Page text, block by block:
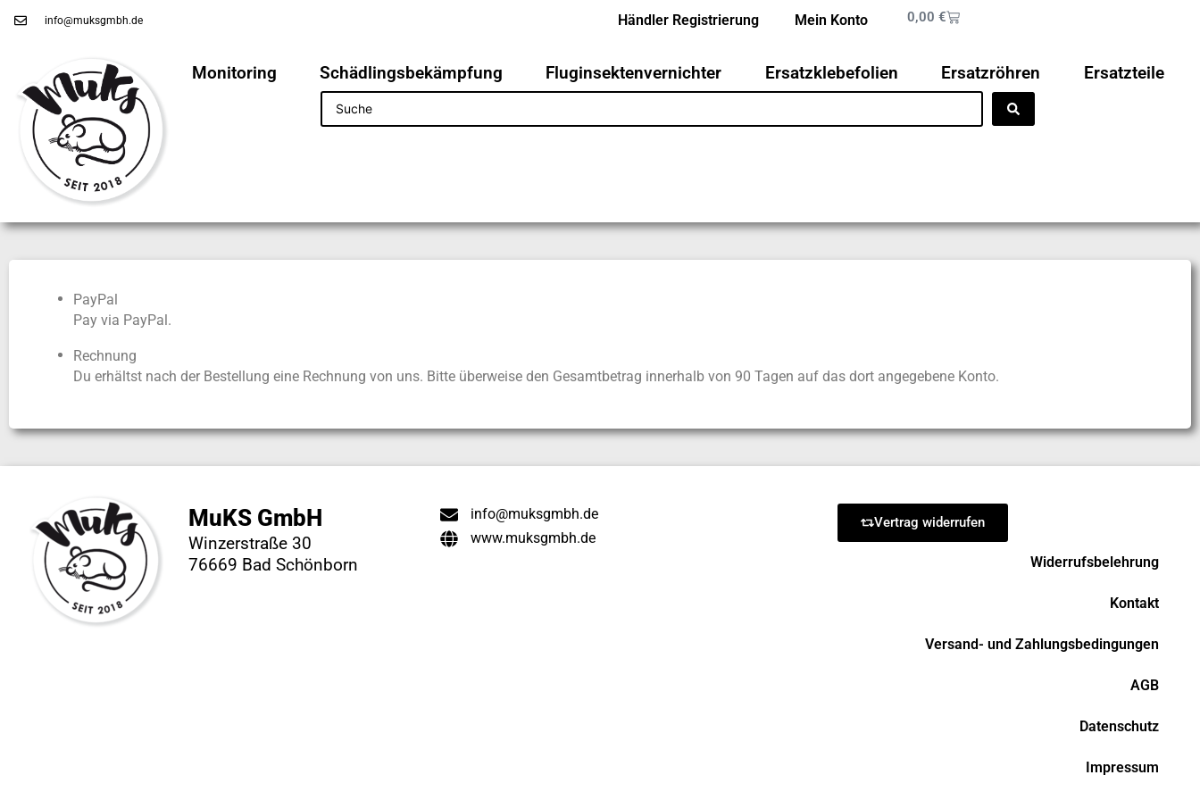
info@muksgmbh.de Händler Registrierung Mein Konto 0,00 €
Monitoring Schädlingsbekämpfung Fluginsektenvernichter Ersatzklebefolien Ersatzröhren Ersatzteile
PayPal
Pay via PayPal.
Rechnung
Du erhältst nach der Bestellung eine Rechnung von uns. Bitte überweise den Gesamtbetrag innerhalb von 90 Tagen auf das dort angegebene Konto.
MuKS GmbH
Winzerstraße 30
76669 Bad Schönborn
info@muksgmbh.de
www.muksgmbh.de
Vertrag widerrufen
Widerrufsbelehrung
Kontakt
Versand- und Zahlungsbedingungen
AGB
Datenschutz
Impressum